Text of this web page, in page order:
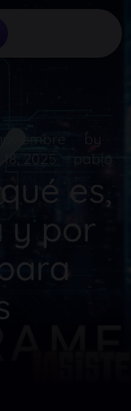
18, 2025
pablo
es,
y por